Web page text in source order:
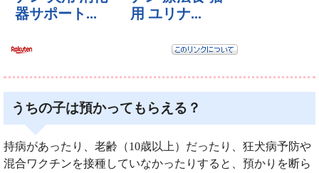
うちの子は預かってもらえる？
持病があったり、老齢（10歳以上）だったり、狂犬病予防や
混合ワクチンを接種していなかったりすると、預かりを断ら